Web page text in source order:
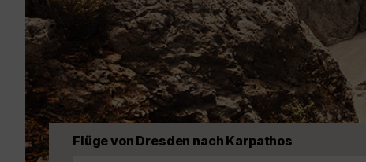
Flüge von Dresden nach Karpathos